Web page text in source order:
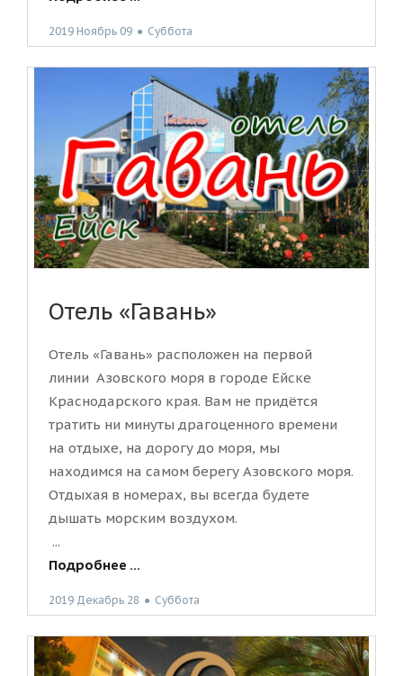
2019 Ноябрь 09 ● Суббота
Отель «Гавань»
Отель «Гавань» расположен на первой
линии Азовского моря в городе Ейске
Краснодарского края. Вам не придётся
тратить ни минуты драгоценного времени
на отдыхе, на дорогу до моря, мы
находимся на самом берегу Азовского моря.
Отдыхая в номерах, вы всегда будете
дышать морским воздухом.
...
Подробнее ...
2019 Декабрь 28 ● Суббота